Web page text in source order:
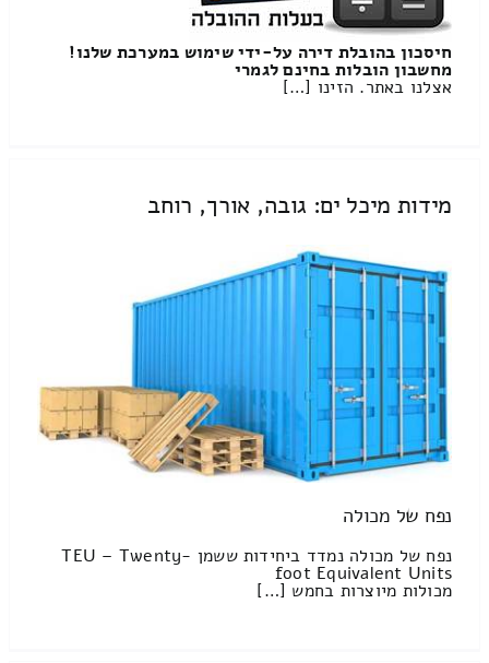
חיסכון בהובלת דירה על-ידי שימוש במערכת שלנו!
מחשבון הובלות בחינם לגמרי
אצלנו באתר. הזינו […]
מידות מיכל ים: גובה, אורך, רוחב
נפח של מכולה
נפח של מכולה נמדד ביחידות ששמן TEU – Twenty-
foot Equivalent Units
מכולות מיוצרות בחמש […]